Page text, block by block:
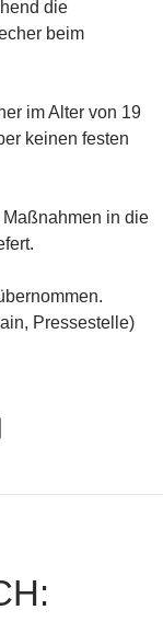
die
beim
im Alter von 19
keinen festen
in die
Pressestelle)